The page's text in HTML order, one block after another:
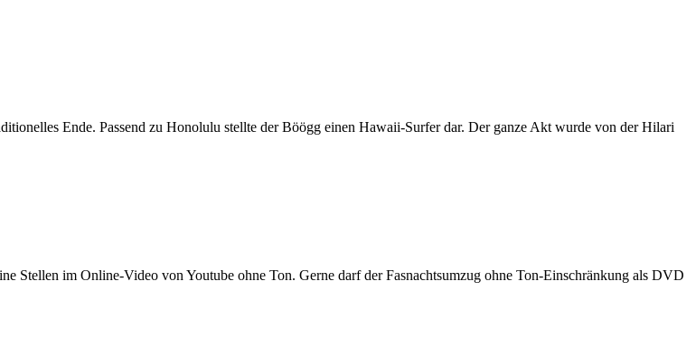
Ende. Passend zu Honolulu stellte der Böögg einen Hawaii-Surfer dar. Der ganze Akt wurde von der Hilari
Stellen im Online-Video von Youtube ohne Ton. Gerne darf der Fasnachtsumzug ohne Ton-Einschränkung als DVD